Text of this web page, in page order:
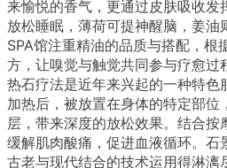
来愉悦的香气，更通过皮肤吸收发
放松睡眠，薄荷可提神醒脑，姜油
SPA馆注重精油的品质与搭配，根
方，让嗅觉与触觉共同参与疗愈过
热石疗法是近年来兴起的一种特色
加热后，被放置在身体的特定部位
层，带来深度的放松效果。结合
缓解肌肉酸痛，促进血液循环。石
古老与现代结合的技术运用得淋漓